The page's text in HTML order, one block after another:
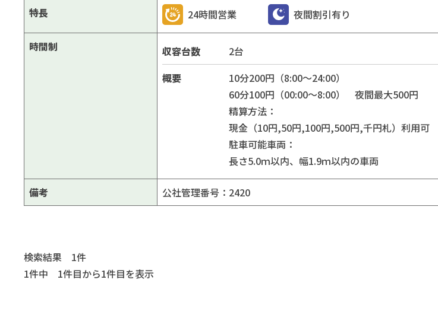
特長
24時間営業 夜間割引有り
時間制 収容台数
2台
概要
10分200円（8:00～24:00）
60分100円（00:00～8:00） 夜間最大500円
精算方法：
現金（10円,50円,100円,500円,千円札）利用可
駐車可能車両：
長さ5.0ｍ以内、幅1.9ｍ以内の車両
備考 公社管理番号：2420
検索結果 1件
1件中 1件目から1件目を表示